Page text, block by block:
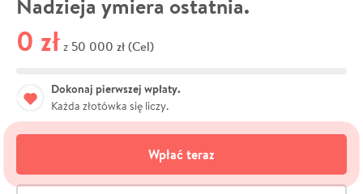
0 zł z 50 000 zł (Cel)
Dokonaj pierwszej wpłaty.
Każda złotówka się liczy.
Wpłać teraz